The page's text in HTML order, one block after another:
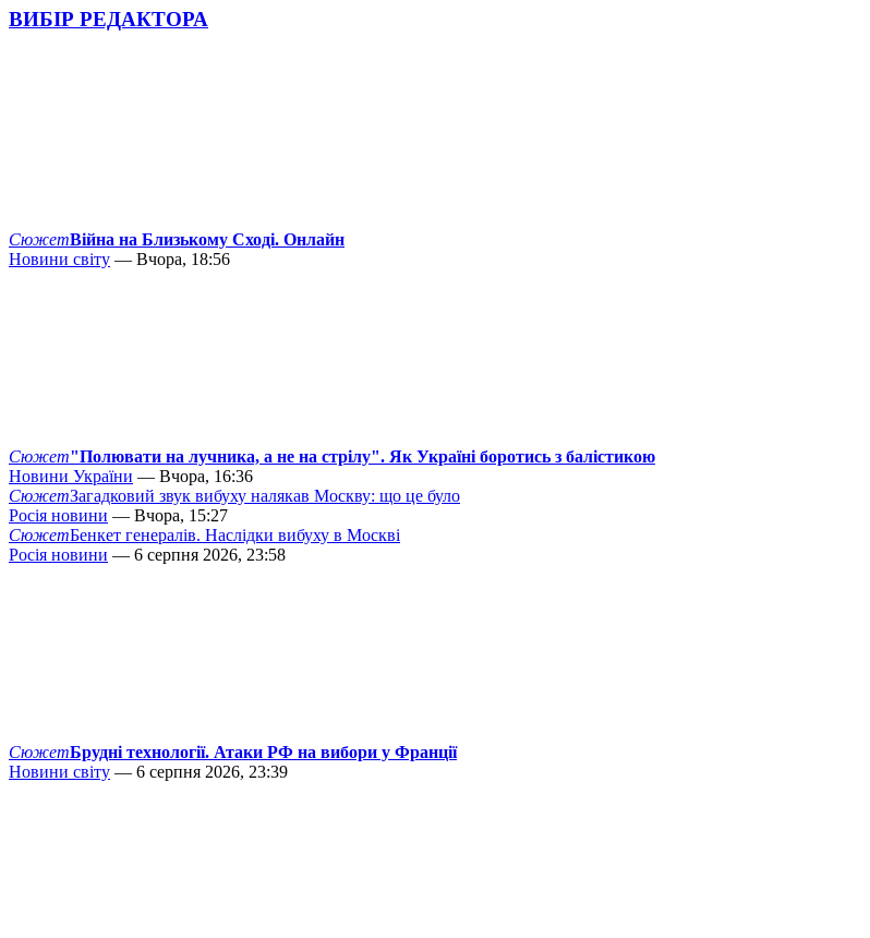
ВИБІР РЕДАКТОРА
СюжетВійна на Близькому Сході. Онлайн
Новини світу — Вчора, 18:56
Сюжет"Полювати на лучника, а не на стрілу". Як Україні боротись з балістикою
Новини України — Вчора, 16:36
СюжетЗагадковий звук вибуху налякав Москву: що це було
Росія новини — Вчора, 15:27
СюжетБенкет генералів. Наслідки вибуху в Москві
Росія новини — 6 серпня 2026, 23:58
СюжетБрудні технології. Атаки РФ на вибори у Франції
Новини світу — 6 серпня 2026, 23:39